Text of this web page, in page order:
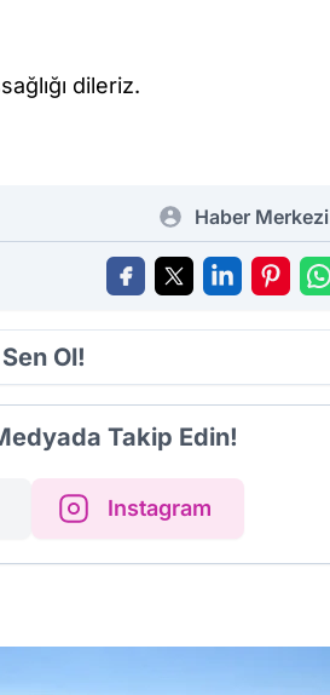
dileriz.
Haber Merkezi
Ol!
Takip Edin!
Instagram